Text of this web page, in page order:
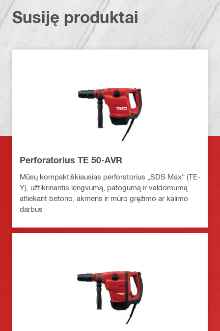
Susiję produktai
Perforatorius TE 50-AVR
Mūsų kompaktiškiausias perforatorius „SDS Max“ (TE-
Y), užtikrinantis lengvumą, patogumą ir valdomumą
atliekant betono, akmens ir mūro gręžimo ar kalimo
darbus